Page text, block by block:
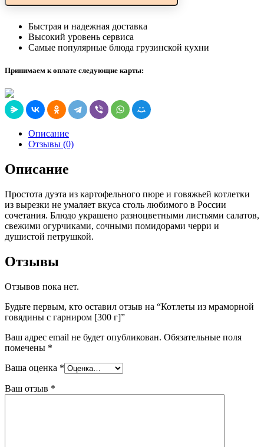
Быстрая и надежная доставка
Высокий уровень сервиса
Самые популярные блюда грузинской кухни
Принимаем к оплате следующие карты:
Описание
Отзывы (0)
Описание
Простота дуэта из картофельного пюре и говяжьей котлетки
из вырезки не умаляет вкуса столь любимого в России
сочетания. Блюдо украшено разноцветными листьями салатов,
свежими огурчиками, сочными помидорами черри и
душистой петрушкой.
Отзывы
Отзывов пока нет.
Будьте первым, кто оставил отзыв на “Котлеты из мраморной
говядины с гарниром [300 г]”
Ваш адрес email не будет опубликован. Обязательные поля
помечены *
Ваша оценка *
Ваш отзыв *